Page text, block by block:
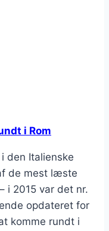
i Rom
den Italienske
de mest læste
i 2015 var det nr.
opdateret for
komme rundt i